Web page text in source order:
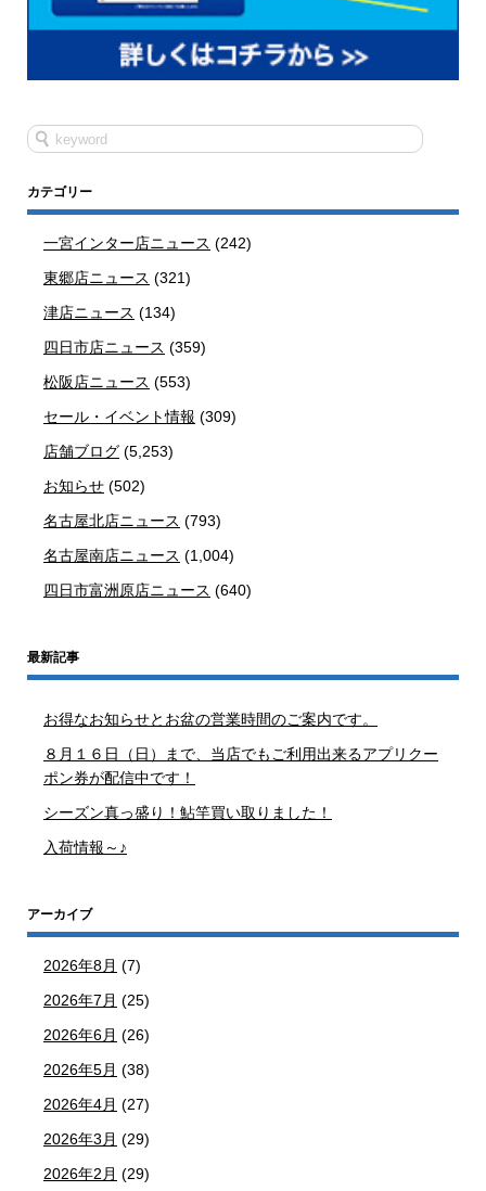
カテゴリー
一宮インター店ニュース (242)
東郷店ニュース (321)
津店ニュース (134)
四日市店ニュース (359)
松阪店ニュース (553)
セール・イベント情報 (309)
店舗ブログ (5,253)
お知らせ (502)
名古屋北店ニュース (793)
名古屋南店ニュース (1,004)
四日市富洲原店ニュース (640)
最新記事
お得なお知らせとお盆の営業時間のご案内です。
８月１６日（日）まで、当店でもご利用出来るアプリクー
ポン券が配信中です！
シーズン真っ盛り！鮎竿買い取りました！
入荷情報～♪
アーカイブ
2026年8月 (7)
2026年7月 (25)
2026年6月 (26)
2026年5月 (38)
2026年4月 (27)
2026年3月 (29)
2026年2月 (29)